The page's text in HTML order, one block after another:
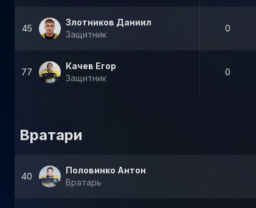
45
Злотников Даниил
Защитник
0
77
Качев Егор
Защитник
0
Вратари
40
Половинко Антон
Вратарь